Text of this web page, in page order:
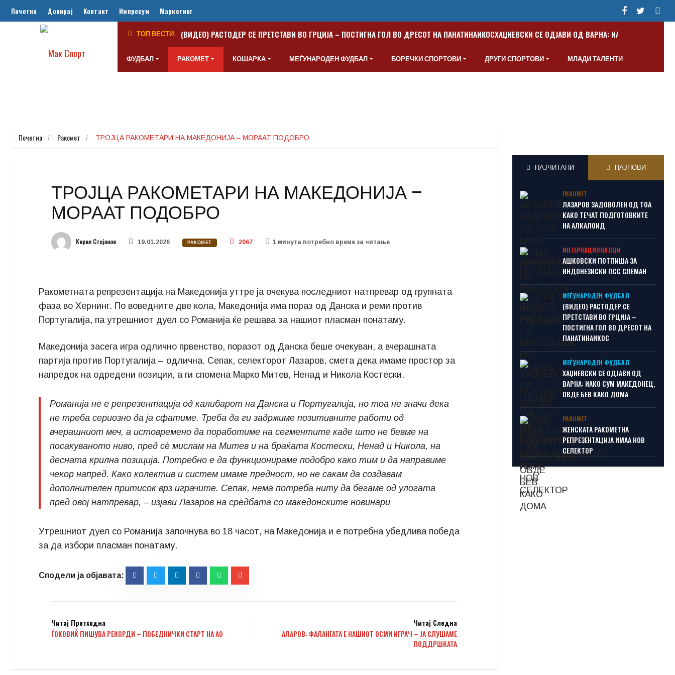
Почетна Донирај Контакт Импресум Маркетинг
ТОП ВЕСТИ: (ВИДЕО) РАСТОДЕР СЕ ПРЕТСТАВИ ВО ГРЦИЈА – ПОСТИГНА ГОЛ ВО ДРЕСОТ НА ПАНАТИНАИКОСХАЏИЕВСКИ СЕ ОДЈАВИ ОД ВАРНА: ИАКО СУМ
ФУДБАЛ РАКОМЕТ КОШАРКА МЕЃУНАРОДЕН ФУДБАЛ БОРЕЧКИ СПОРТОВИ ДРУГИ СПОРТОВИ МЛАДИ ТАЛЕНТИ
Почетна Ракомет ТРОЈЦА РАКОМЕТАРИ НА МАКЕДОНИЈА – МОРААТ ПОДОБРО
ТРОЈЦА РАКОМЕТАРИ НА МАКЕДОНИЈА –
МОРААТ ПОДОБРО
Кирил Стојанов 19.01.2026 РАКОМЕТ 2067 1 минутa потребно време за читање
Ракометната репрезентација на Македонија уттре ја очекува последниот натпревар од групната
фаза во Хернинг. По воведните две кола, Македонија има пораз од Данска и реми против
Португалија, па утрешниот дуел со Романија ќе решава за нашиот пласман понатаму.
Македонија засега игра одлично првенство, поразот од Данска беше очекуван, а вчерашната
партија против Португалија – одлична. Сепак, селекторот Лазаров, смета дека имаме простор за
напредок на одредени позиции, а ги спомена Марко Митев, Ненад и Никола Костески.
Романија не е репрезентација од калибарот на Данска и Португалија, но тоа не значи дека
не треба сериозно да ја сфатиме. Треба да ги задржиме позитивните работи од
вчерашниот меч, а истовремено да поработиме на сегментите каде што не бевме на
посакуваното ниво, пред сè мислам на Митев и на браќата Костески, Ненад и Никола, на
десната крилна позиција. Потребно е да функционираме подобро како тим и да направиме
чекор напред. Како колектив и систем имаме предност, но не сакам да создавам
дополнителен притисок врз играчите. Сепак, нема потреба ниту да бегаме од улогата
пред овој натпревар, – изјави Лазаров на средбата со македонските новинари
Утрешниот дуел со Романија започнува во 18 часот, на Македонија и е потребна убедлива победа
за да избори пласман понатаму.
Читај Претходна
ЃОКОВИЌ ПИШУВА РЕКОРДИ – ПОБЕДНИЧКИ СТАРТ НА АО
Читај Следна
АЛАРОВ: ФАЛАНГАТА Е НАШИОТ ОСМИ ИГРАЧ – ЈА СЛУШАМЕ
ПОДДРШКАТА
НАЈЧИТАНИ НАЈНОВИ
РАКОМЕТ
ЛАЗАРОВ ЗАДОВОЛЕН ОД ТОА
КАКО ТЕЧАТ ПОДГОТОВКИТЕ
НА АЛКАЛОИД
ИНТЕРНАЦИОНАЛЦИ
АШКОВСКИ ПОТПИША ЗА
ИНДОНЕЗИСКИ ПСС СЛЕМАН
МЕЃУНАРОДЕН ФУДБАЛ
(ВИДЕО) РАСТОДЕР СЕ
ПРЕТСТАВИ ВО ГРЦИЈА –
ПОСТИГНА ГОЛ ВО ДРЕСОТ НА
ПАНАТИНАИКОС
МЕЃУНАРОДЕН ФУДБАЛ
ХАЏИЕВСКИ СЕ ОДЈАВИ ОД
ВАРНА: ИАКО СУМ МАКЕДОНЕЦ,
ОВДЕ БЕВ КАКО ДОМА
РАКОМЕТ
ЖЕНСКАТА РАКОМЕТНА
РЕПРЕЗЕНТАЦИЈА ИМАА НОВ
СЕЛЕКТОР